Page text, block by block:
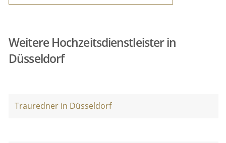
Weitere Hochzeitsdienstleister in
Düsseldorf
Trauredner in Düsseldorf